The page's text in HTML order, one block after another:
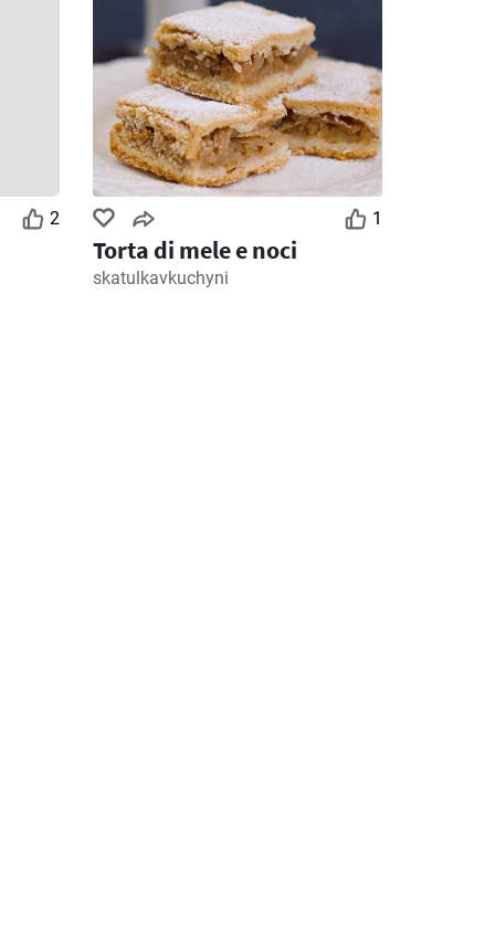
2 1
Torta di mele e noci
skatulkavkuchyni